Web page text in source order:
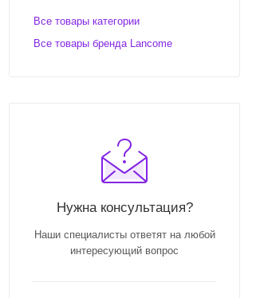
Все товары категории
Все товары бренда Lancome
Нужна консультация?
Наши специалисты ответят на любой
интересующий вопрос